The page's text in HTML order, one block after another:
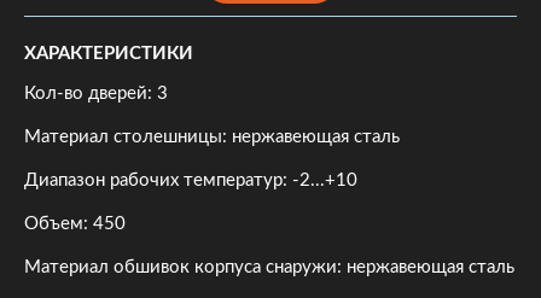
ХАРАКТЕРИСТИКИ
Кол-во дверей: 3
Материал столешницы: нержавеющая сталь
Диапазон рабочих температур: -2...+10
Объем: 450
Материал обшивок корпуса снаружи: нержавеющая сталь